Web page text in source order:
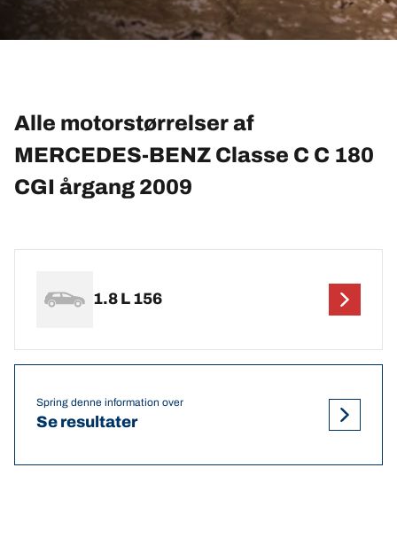
Alle motorstørrelser af
MERCEDES-BENZ Classe C C 180
CGI årgang 2009
1.8 L 156
Spring denne information over
Se resultater